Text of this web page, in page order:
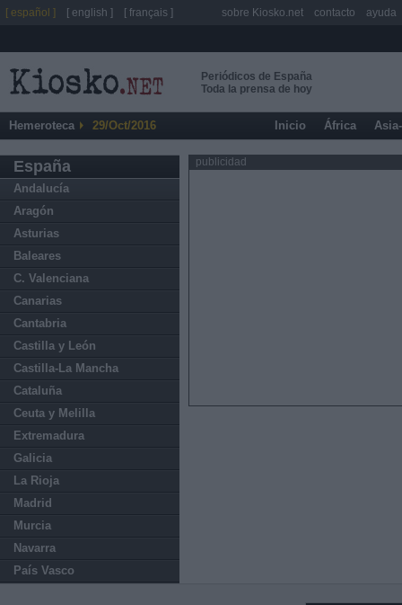
Periódicos de España
Toda la prensa de hoy
Hemeroteca 29/Oct/2016 Inicio África
España
Andalucía
Aragón
Asturias
Baleares
C. Valenciana
Canarias
Cantabria
Castilla y León
Castilla-La Mancha
Cataluña
Ceuta y Melilla
Extremadura
Galicia
La Rioja
Madrid
Murcia
Navarra
País Vasco
publicidad
[ español ] [ english ] [ français ] sobre Kiosko.net contacto ayuda